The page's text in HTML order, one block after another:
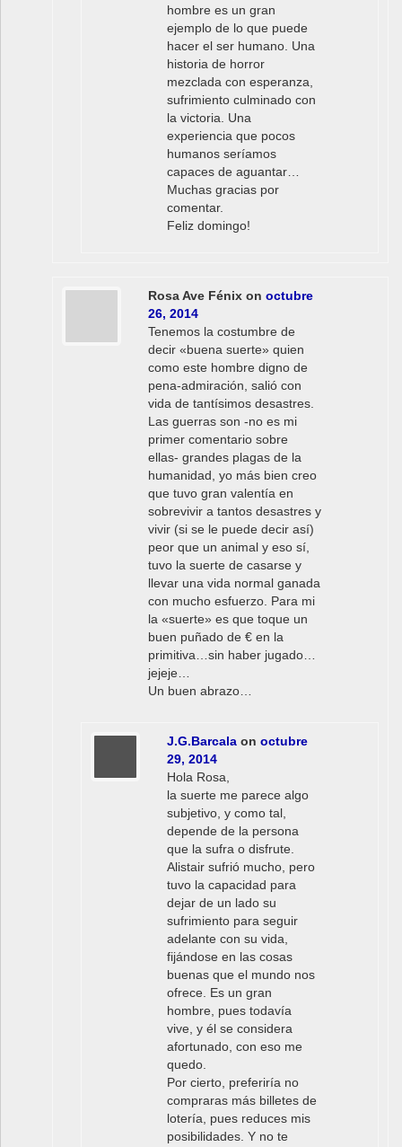
hombre es un gran
ejemplo de lo que puede
hacer el ser humano. Una
historia de horror
mezclada con esperanza,
sufrimiento culminado con
la victoria. Una
experiencia que pocos
humanos seríamos
capaces de aguantar…
Muchas gracias por
comentar.
Feliz domingo!
Rosa Ave Fénixon octubre
26, 2014
Tenemos la costumbre de
decir «buena suerte» quien
como este hombre digno de
pena-admiración, salió con
vida de tantísimos desastres.
Las guerras son -no es mi
primer comentario sobre
ellas- grandes plagas de la
humanidad, yo más bien creo
que tuvo gran valentía en
sobrevivir a tantos desastres y
vivir (si se le puede decir así)
peor que un animal y eso sí,
tuvo la suerte de casarse y
llevar una vida normal ganada
con mucho esfuerzo. Para mi
la «suerte» es que toque un
buen puñado de € en la
primitiva…sin haber jugado…
jejeje…
Un buen abrazo…
J.G.Barcala on octubre
29, 2014
Hola Rosa,
la suerte me parece algo
subjetivo, y como tal,
depende de la persona
que la sufra o disfrute.
Alistair sufrió mucho, pero
tuvo la capacidad para
dejar de un lado su
sufrimiento para seguir
adelante con su vida,
fijándose en las cosas
buenas que el mundo nos
ofrece. Es un gran
hombre, pues todavía
vive, y él se considera
afortunado, con eso me
quedo.
Por cierto, preferiría no
compraras más billetes de
lotería, pues reduces mis
posibilidades. Y no te